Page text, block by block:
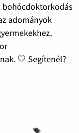
bohócdoktorkodás
adományok
🤍 Segítenél?